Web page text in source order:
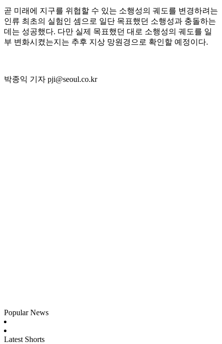
곧 미래에 지구를 위협할 수 있는 소행성의 궤도를 변경하려는
인류 최초의 실험인 셈으로 일단 목표했던 소행성과 충돌하는
데는 성공했다. 다만 실제 목표했던 대로 소행성의 궤도를 일
부 변화시켰는지는 추후 지상 망원경으로 확인할 예정이다.
박종익 기자 pji@seoul.co.kr
Popular News
Latest Shorts